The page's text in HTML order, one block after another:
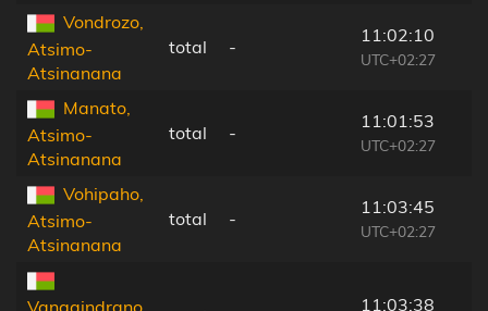
Vondrozo,
Atsimo-
Atsinanana
total -
11:02:10
UTC+02:27
Manato,
Atsimo-
Atsinanana
total -
11:01:53
UTC+02:27
Vohipaho,
Atsimo-
Atsinanana
total -
11:03:45
UTC+02:27
11:03:38